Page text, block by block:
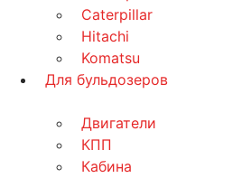
Caterpillar
Hitachi
Komatsu
Для бульдозеров
Двигатели
КПП
Кабина